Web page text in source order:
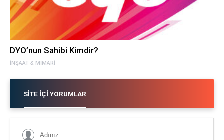
İNŞAAT & MİMARI
DYO’nun Sahibi Kimdir?
SITE İÇI YORUMLAR